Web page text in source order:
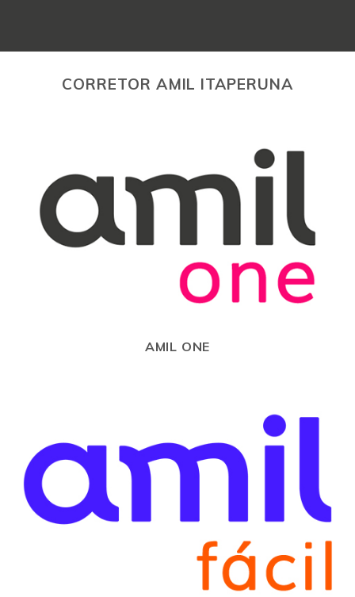
CORRETOR AMIL ITAPERUNA
AMIL ONE